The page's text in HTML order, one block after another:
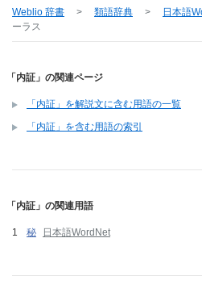
Weblio 辞書 > 類語辞典 > 日本語
ーラス
「内証」の関連ページ
「内証」を解説文に含む用語の一覧
「内証」を含む用語の索引
「内証」の関連用語
秘 日本語WordNet